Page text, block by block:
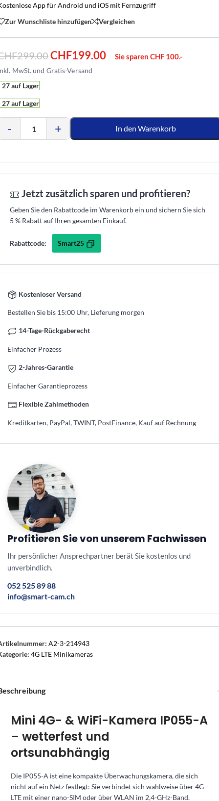
App für Android und iOS mit Fernzugriff
Zur Wunschliste hinzufügen
Vergleichen
299.00CHF199.00 Sie sparen CHF 100.-
27 auf Lager
27 auf Lager
- + In den Warenkorb
Jetzt zusätzlich sparen und profitieren?
Geben Sie den Rabattcode im Warenkorb ein und sichern Sie sich
5 % Rabatt auf Ihren gesamten Einkauf.
Rabattcode: Smart25
Kostenloser Versand
Bestellen Sie bis 15:00 Uhr, Lieferung morgen
14-Tage-Rückgaberecht
Einfacher Prozess
2-Jahres-Garantie
Einfacher Garantieprozess
Flexible Zahlmethoden
Kreditkarten, PayPal, TWINT, PostFinance, Kauf auf Rechnung
Profitieren Sie von unserem Fachwissen
Ihr persönlicher Ansprechpartner berät Sie kostenlos und
unverbindlich.
052 525 89 88
info@smart-cam.ch
A2-3-214943
4G LTE Minikameras
Mini 4G- & WiFi-Kamera IP055-A
– wetterfest und
ortsunabhängig
Die IP055-A ist eine kompakte Überwachungskamera, die sich
nicht auf ein Netz festlegt: Sie verbindet sich wahlweise über 4G
LTE mit einer nano-SIM oder über WLAN im 2,4-GHz-Band.